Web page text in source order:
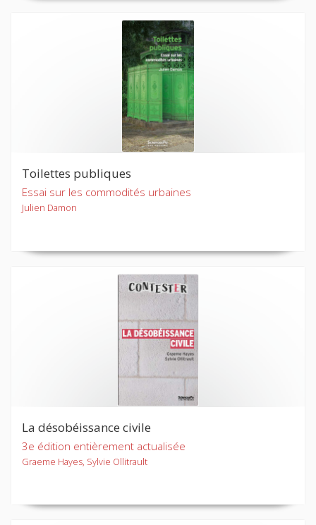
Toilettes publiques
Essai sur les commodités urbaines
Julien Damon
La désobéissance civile
3e édition entièrement actualisée
Graeme Hayes, Sylvie Ollitrault